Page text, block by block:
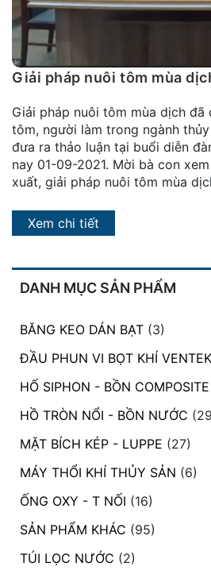
Quy
định
Blog
chia
Liên
hệ
DANH MỤC SẢN PHẨM
BĂNG KEO DÁN BẠT (3)
ĐẦU PHUN VI BỌT KHÍ VENTEK
HỐ SIPHON - BỒN COMPOSITE
HỒ TRÒN NỔI - BỒN NƯỚC
MẶT BÍCH KÉP - LUPPE (27)
MÁY THỔI KHÍ THỦY SẢN (6)
ỐNG OXY - T NỐI (16)
SẢN PHẨM KHÁC (95)
TÚI LỌC NƯỚC (2)
Giải pháp nuôi tôm mùa
Giải pháp nuôi tôm mùa dịch đã
tôm, người làm trong ngành thủy
đưa ra thảo luận tại buổi diễn
nay 01-09-2021. Mời bà con
xuất, giải pháp nuôi tôm mùa
Xem chi tiết